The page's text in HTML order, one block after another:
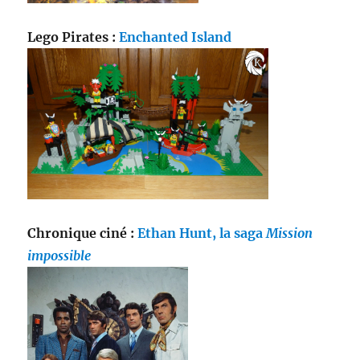
Lego Pirates :Enchanted Island
Chronique ciné :Ethan Hunt, la sagaMission
impossible